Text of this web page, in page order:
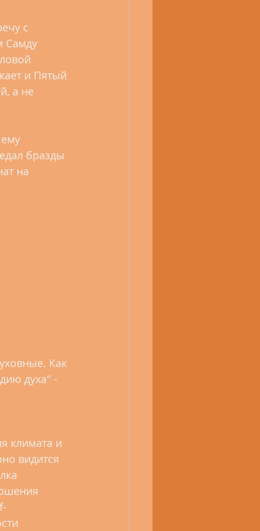
с
Самду
и Пятый
а не
бразды
на
Как
духа" -
климата и
видится